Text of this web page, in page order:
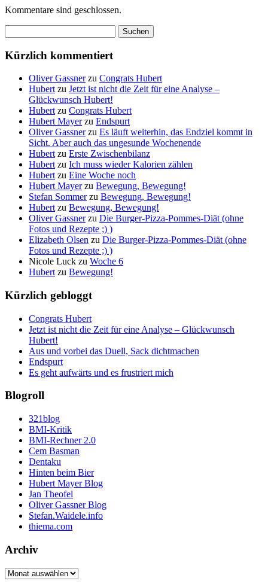
Kommentare sind geschlossen.
nach:
Kürzlich kommentiert
Oliver Gassnerzu Congrats Hubert
Hubert zu Jetzt ist nicht die Zeit für eine Analyse –
Glückwunsch Hubert!
Hubert zu Congrats Hubert
Hubert Mayerzu Endspurt
Oliver Gassnerzu Es läuft weiterhin, das Endziel kommt in
Sicht. Aber auch das ungesunde Wochenende
Hubert zu Erste Zwischenbilanz
Hubert zu Ich muss wieder Kalorien zählen
Hubert zu Eine Woche noch
Hubert Mayerzu Bewegung, Bewegung!
Stefan Sommerzu Bewegung, Bewegung!
Hubert zu Bewegung, Bewegung!
Oliver Gassnerzu Die Burger-Pizza-Pommes-Diät (ohne
Fotos und Rezepte ;) )
Elizabeth Olsen zu Die Burger-Pizza-Pommes-Diät (ohne
Fotos und Rezepte ;) )
Nicole Luck zu Woche 6
Hubert zu Bewegung!
Kürzlich gebloggt
Congrats Hubert
Jetzt ist nicht die Zeit für eine Analyse – Glückwunsch
Hubert!
Aus und vorbei das Duell, Sack dichtmachen
Endspurt
Es geht aufwärts und es frustriert mich
Blogroll
321blog
BMI-Kritik
BMI-Rechner 2.0
Cem Basman
Dentaku
Hinten beim Bier
Hubert Mayer Blog
Jan Theofel
Oliver Gassner Blog
Stefan.Waidele.info
thiema.com
Archiv
Archiv